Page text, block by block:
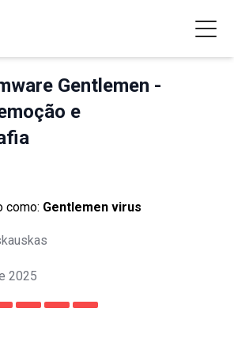
Gentlemen -
e
como: Gentlemen virus
2025